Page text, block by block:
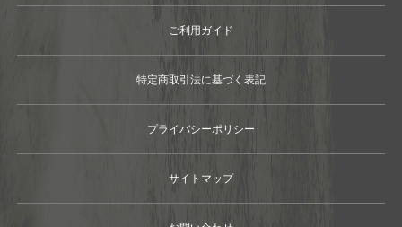
ご利用ガイド
特定商取引法に基づく表記
プライバシーポリシー
サイトマップ